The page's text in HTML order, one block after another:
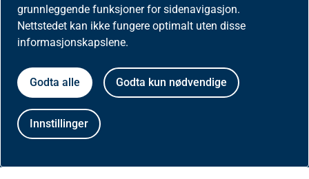
grunnleggende funksjoner for sidenavigasjon.
Nettstedet kan ikke fungere optimalt uten disse
informasjonskapslene.
Godta alle Godta kun nødvendige
Innstillinger
Aktuelt
Nyheter
Meld deg på nyhetsbrev for helseaktører
Presse